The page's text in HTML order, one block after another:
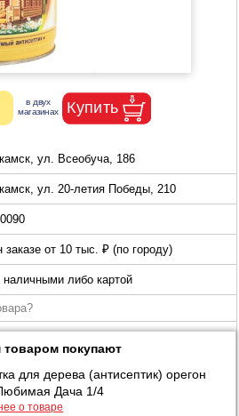
ул. Всеобуча, 186
ул. 20-летия Победы, 210
заказе от 10 тыс. ₽ (по городу)
наличными либо картой
товаром покупают
для дерева (антисептик) орегон
Дача 1/4
о товаре